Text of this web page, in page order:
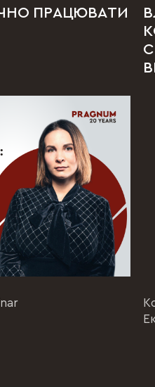
ПРАЦЮВАТИ